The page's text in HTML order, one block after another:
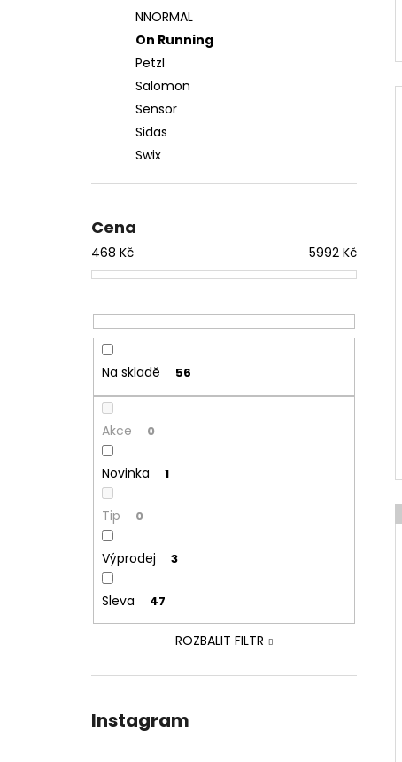
NNORMAL
On Running
Petzl
Salomon
Sensor
Sidas
Swix
Cena
468 Kč 5992 Kč
Na skladě 56
Akce 0
Novinka 1
Tip 0
Výprodej 3
Sleva 47
ROZBALIT FILTR
Instagram